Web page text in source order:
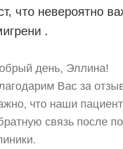
что невероятно
.
день, Эллина!
Вас за
что наши
связь после